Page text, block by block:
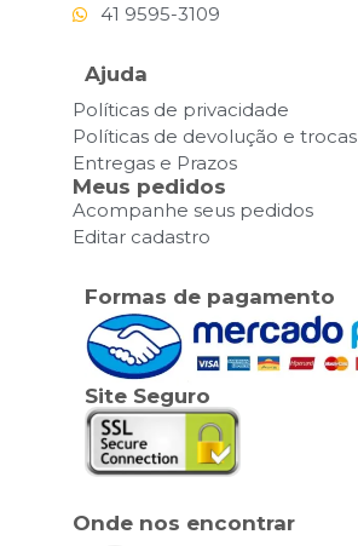
41 9595-3109
Ajuda
Políticas de privacidade
Políticas de devolução e trocas
Entregas e Prazos
Meus pedidos
Acompanhe seus pedidos
Editar cadastro
Formas de pagamento
Site Seguro
Onde nos encontrar